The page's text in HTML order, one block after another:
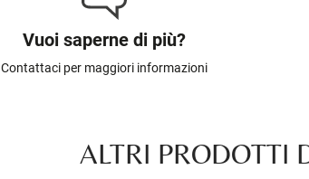
Vuoi saperne di più?
Contattaci per maggiori informazioni
ALTRI PRODOTTI